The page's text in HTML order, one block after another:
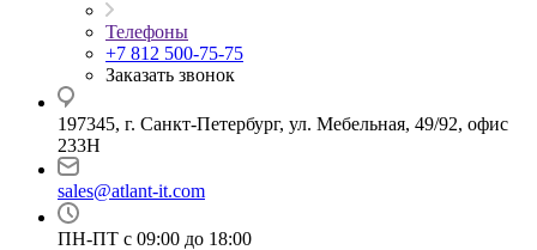
Телефоны
+7 812 500-75-75
Заказать звонок
197345, г. Санкт-Петербург, ул. Мебельная, 49/92, офис
233Н
sales@atlant-it.com
ПН-ПТ с 09:00 до 18:00